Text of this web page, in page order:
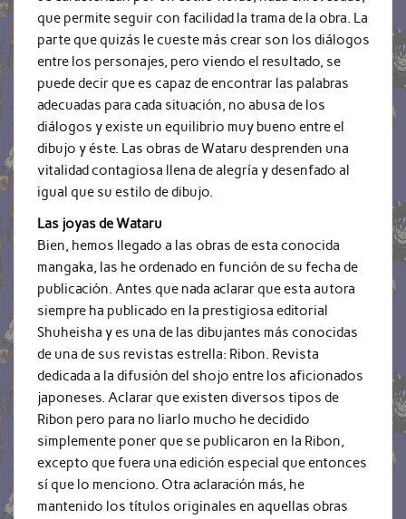
que permite seguir con facilidad la trama de la obra. La
parte que quizás le cueste más crear son los diálogos
entre los personajes, pero viendo el resultado, se
puede decir que es capaz de encontrar las palabras
adecuadas para cada situación, no abusa de los
diálogos y existe un equilibrio muy bueno entre el
dibujo y éste. Las obras de Wataru desprenden una
vitalidad contagiosa llena de alegría y desenfado al
igual que su estilo de dibujo.
Las joyas de Wataru
Bien, hemos llegado a las obras de esta conocida
mangaka, las he ordenado en función de su fecha de
publicación. Antes que nada aclarar que esta autora
siempre ha publicado en la prestigiosa editorial
Shuheisha y es una de las dibujantes más conocidas
de una de sus revistas estrella: Ribon. Revista
dedicada a la difusión del shojo entre los aficionados
japoneses. Aclarar que existen diversos tipos de
Ribon pero para no liarlo mucho he decidido
simplemente poner que se publicaron en la Ribon,
excepto que fuera una edición especial que entonces
sí que lo menciono. Otra aclaración más, he
mantenido los títulos originales en aquellas obras